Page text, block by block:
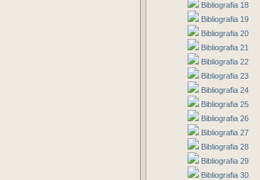
Bibliografia 18
Bibliografia 19
Bibliografia 20
Bibliografia 21
Bibliografia 22
Bibliografia 23
Bibliografia 24
Bibliografia 25
Bibliografia 26
Bibliografia 27
Bibliografia 28
Bibliografia 29
Bibliografia 30